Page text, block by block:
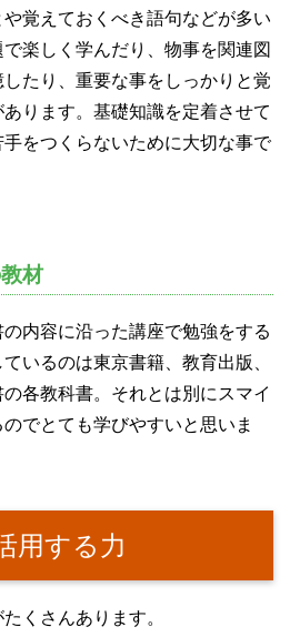
覚えておくべき語句などが多い
楽しく学んだり、物事を関連図
たり、重要な事をしっかりと覚
ります。基礎知識を定着させて
をつくらないために大切な事で
材
内容に沿った講座で勉強をする
いるのは東京書籍、教育出版、
各教科書。それとは別にスマイ
でとても学びやすいと思いま
用する力
くさんあります。